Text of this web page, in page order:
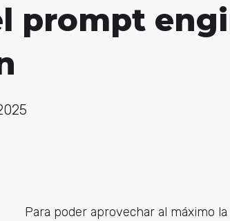
prompt
Para poder aprovechar al máximo